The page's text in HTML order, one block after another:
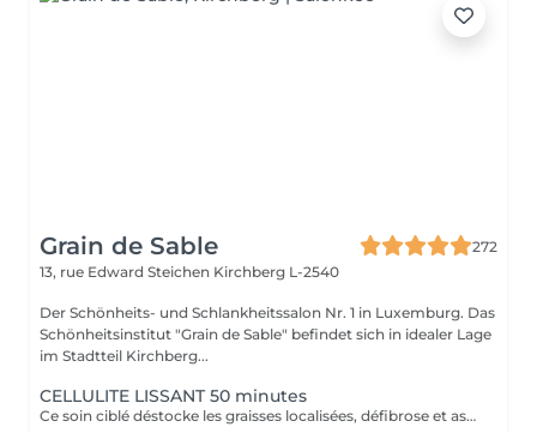
Grain de Sable
272
13, rue Edward Steichen Kirchberg L-2540
Der Schönheits- und Schlankheitssalon Nr. 1 in Luxemburg. Das
Schönheitsinstitut "Grain de Sable" befindet sich in idealer Lage
im Stadtteil Kirchberg...
CELLULITE LISSANT 50 minutes
Ce soin ciblé déstocke les graisses localisées, défibrose et assouplit les tissus pour traiter efficacement la cellulite adipeuse et fibreuse tout en procurant un grand moment de bien-être.